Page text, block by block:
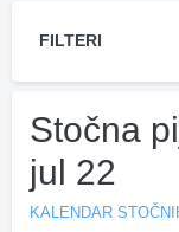
FILTERI
Stočna
jul 22
KALENDAR